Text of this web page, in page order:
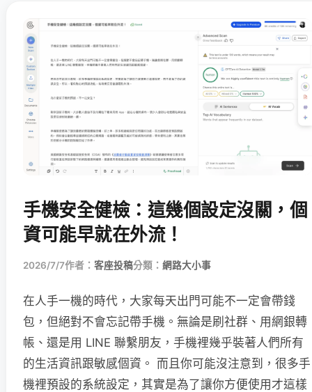
手機安全健檢：這幾個設定沒關，個
資可能早就在外流！
2026/7/7作者： 客座投稿分類： 網路大小事
在人手一機的時代，大家每天出門可能不一定會帶錢
包，但絕對不會忘記帶手機。無論是刷社群、用網銀轉
帳、還是用 LINE 聯繫朋友，手機裡幾乎裝著人們所有
的生活資訊跟敏感個資。 而且你可能沒注意到，很多手
機裡預設的系統設定，其實是為了讓你方便使用才這樣